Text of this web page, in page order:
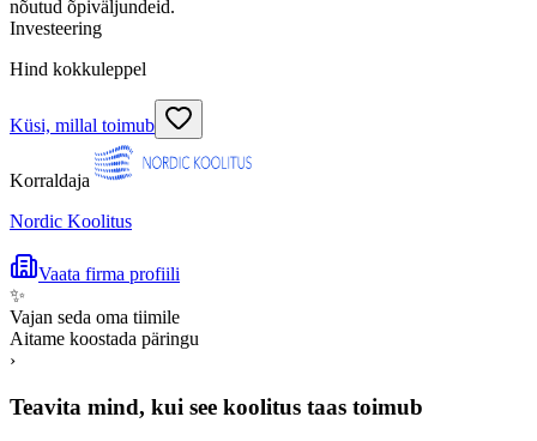
nõutud õpiväljundeid.
Investeering
Hind kokkuleppel
Küsi, millal toimub
Korraldaja
Nordic Koolitus
Vaata firma profiili
✨
Vajan seda oma tiimile
Aitame koostada päringu
›
Teavita mind, kui see koolitus taas toimub